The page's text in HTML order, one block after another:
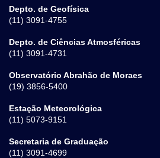
Depto. de Geofísica
(11) 3091-4755
Depto. de Ciências Atmosféricas
(11) 3091-4731
Observatório Abrahão de Moraes
(19) 3856-5400
Estação Meteorológica
(11) 5073-9151
Secretaria de Graduação
(11) 3091-4699